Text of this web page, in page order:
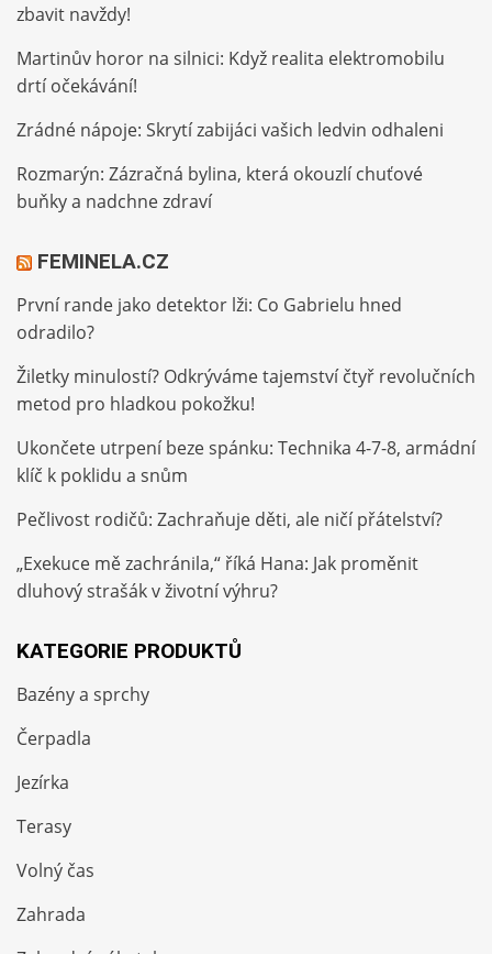
zbavit navždy!
Martinův horor na silnici: Když realita elektromobilu
drtí očekávání!
Zrádné nápoje: Skrytí zabijáci vašich ledvin odhaleni
Rozmarýn: Zázračná bylina, která okouzlí chuťové
buňky a nadchne zdraví
FEMINELA.CZ
První rande jako detektor lži: Co Gabrielu hned
odradilo?
Žiletky minulostí? Odkrýváme tajemství čtyř revolučních
metod pro hladkou pokožku!
Ukončete utrpení beze spánku: Technika 4-7-8, armádní
klíč k poklidu a snům
Pečlivost rodičů: Zachraňuje děti, ale ničí přátelství?
„Exekuce mě zachránila,“ říká Hana: Jak proměnit
dluhový strašák v životní výhru?
KATEGORIE PRODUKTŮ
Bazény a sprchy
Čerpadla
Jezírka
Terasy
Volný čas
Zahrada